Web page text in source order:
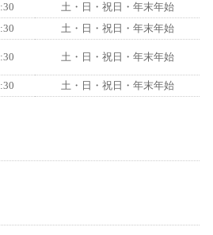
土・日・祝日・年末年始
土・日・祝日・年末年始
土・日・祝日・年末年始
土・日・祝日・年末年始